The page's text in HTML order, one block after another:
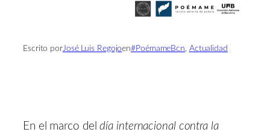
Escrito porJosé Luis Regojoen#PoémameBcn, Actualidad
En el marco deldía internacional contra la